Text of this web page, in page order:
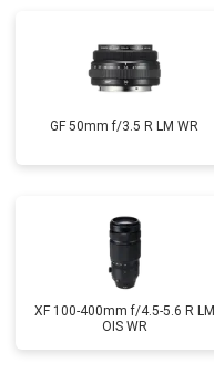
GF 50mm f/3.5 R LM WR
XF 100-400mm f/4.5-5.6 R LM
OIS WR